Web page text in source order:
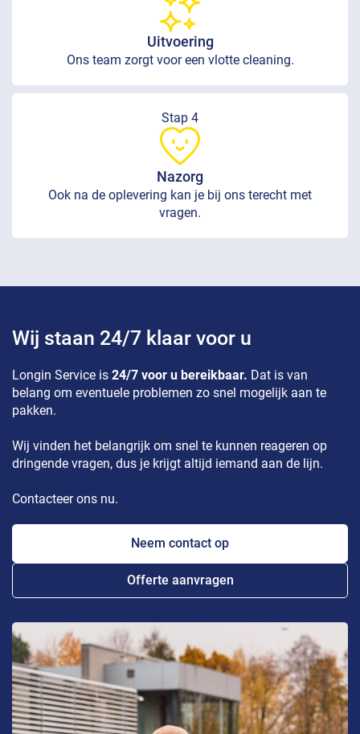
Uitvoering
Ons team zorgt voor een vlotte cleaning.
Stap 4
Nazorg
Ook na de oplevering kan je bij ons terecht met
vragen.
Wij staan 24/7 klaar voor u
Longin Service is 24/7 voor u bereikbaar. Dat is van
belang om eventuele problemen zo snel mogelijk aan te
pakken.
Wij vinden het belangrijk om snel te kunnen reageren op
dringende vragen, dus je krijgt altijd iemand aan de lijn.
Contacteer ons nu.
Neem contact op
Offerte aanvragen